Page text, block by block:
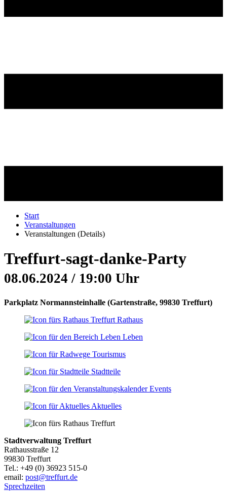
Start
Veranstaltungen
Veranstaltungen (Details)
Treffurt-sagt-danke-Party
08.06.2024 / 19:00 Uhr
Parkplatz Normannsteinhalle (Gartenstraße, 99830 Treffurt)
Rathaus
Leben
Tourismus
Stadtteile
Events
Aktuelles
Stadtverwaltung Treffurt
Rathausstraße 12
99830 Treffurt
Tel.: +49 (0) 36923 515-0
email: post@treffurt.de
Sprechzeiten